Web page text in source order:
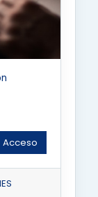
Acceso